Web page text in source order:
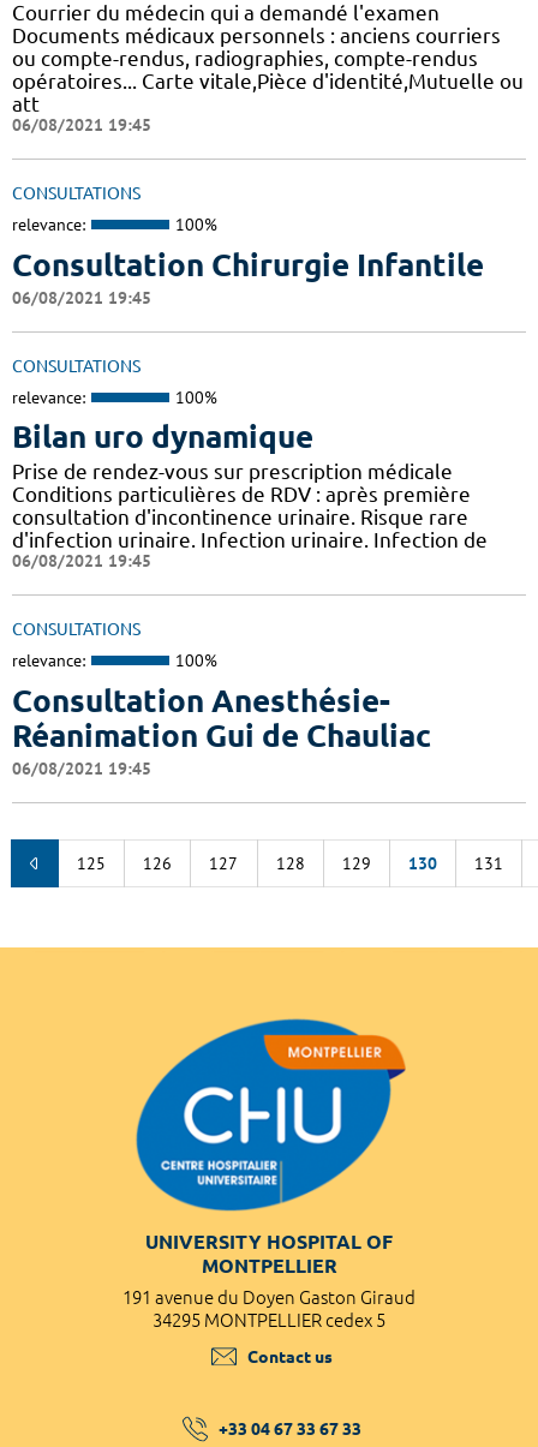
Courrier du médecin qui a demandé l'examen
Documents médicaux personnels : anciens courriers
ou compte-rendus, radiographies, compte-rendus
opératoires... Carte vitale,Pièce d'identité,Mutuelle ou
att
06/08/2021 19:45
CONSULTATIONS
relevance: 100%
Consultation Chirurgie Infantile
06/08/2021 19:45
CONSULTATIONS
relevance: 100%
Bilan uro dynamique
Prise de rendez-vous sur prescription médicale
Conditions particulières de RDV : après première
consultation d'incontinence urinaire. Risque rare
d'infection urinaire. Infection urinaire. Infection de
06/08/2021 19:45
CONSULTATIONS
relevance: 100%
Consultation Anesthésie-
Réanimation Gui de Chauliac
06/08/2021 19:45
125 126 127 128 129 130 131
UNIVERSITY HOSPITAL OF
MONTPELLIER
191 avenue du Doyen Gaston Giraud
34295 MONTPELLIER cedex 5
Contact us
+33 04 67 33 67 33